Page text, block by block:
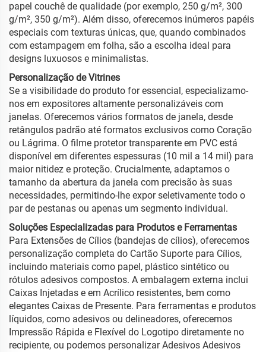
papel couchê de qualidade (por exemplo, 250 g/m², 300
g/m², 350 g/m²). Além disso, oferecemos inúmeros papéis
especiais com texturas únicas, que, quando combinados
com estampagem em folha, são a escolha ideal para
designs luxuosos e minimalistas.
Personalização de Vitrines
Se a visibilidade do produto for essencial, especializamo-
nos em expositores altamente personalizáveis com
janelas. Oferecemos vários formatos de janela, desde
retângulos padrão até formatos exclusivos como Coração
ou Lágrima. O filme protetor transparente em PVC está
disponível em diferentes espessuras (10 mil a 14 mil) para
maior nitidez e proteção. Crucialmente, adaptamos o
tamanho da abertura da janela com precisão às suas
necessidades, permitindo-lhe expor seletivamente todo o
par de pestanas ou apenas um segmento individual.
Soluções Especializadas para Produtos e Ferramentas
Para Extensões de Cílios (bandejas de cílios), oferecemos
personalização completa do Cartão Suporte para Cílios,
incluindo materiais como papel, plástico sintético ou
rótulos adesivos compostos. A embalagem externa inclui
Caixas Injetadas e em Acrílico resistentes, bem como
elegantes Caixas de Presente. Para ferramentas e produtos
líquidos, como adesivos ou delineadores, oferecemos
Impressão Rápida e Flexível do Logotipo diretamente no
recipiente, ou podemos personalizar Adesivos Adesivos